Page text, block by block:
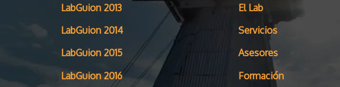
LabGuion 2013
LabGuion 2014
LabGuion 2015
LabGuion 2016
El Lab
Servicios
Asesores
Formación